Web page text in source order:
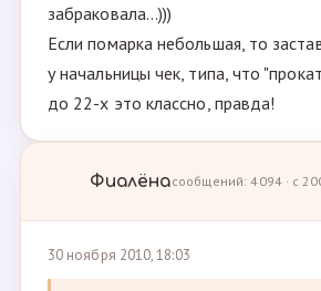
забраковала...)))
Если помарка небольшая, то
у начальницы чек, типа, что
до 22-х это классно, правда!
Фиалёнасообщений: 4094 · с
30 ноября 2010, 18:03